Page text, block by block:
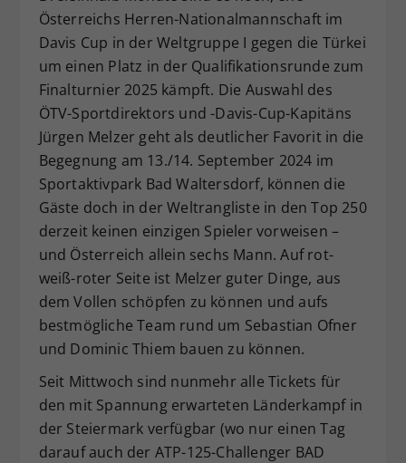
Österreichs Herren-Nationalmannschaft im
Davis Cup in der Weltgruppe I gegen die Türkei
um einen Platz in der Qualifikationsrunde zum
Finalturnier 2025 kämpft. Die Auswahl des
ÖTV-Sportdirektors und -Davis-Cup-Kapitäns
Jürgen Melzer geht als deutlicher Favorit in die
Begegnung am 13./14. September 2024 im
Sportaktivpark Bad Waltersdorf, können die
Gäste doch in der Weltrangliste in den Top 250
derzeit keinen einzigen Spieler vorweisen –
und Österreich allein sechs Mann. Auf rot-
weiß-roter Seite ist Melzer guter Dinge, aus
dem Vollen schöpfen zu können und aufs
bestmögliche Team rund um Sebastian Ofner
und Dominic Thiem bauen zu können.
Seit Mittwoch sind nunmehr alle Tickets für
den mit Spannung erwarteten Länderkampf in
der Steiermark verfügbar (wo nur einen Tag
darauf auch der ATP-125-Challenger BAD
Zweck
Dieser Wert speichert Ihre Consent-
Einstellungen. Unter anderem eine
zufällig generierte ID, für die
historische Speicherung Ihrer
vorgenommen Einstellungen, falls der
Webseiten-Betreiber dies eingestellt
hat.